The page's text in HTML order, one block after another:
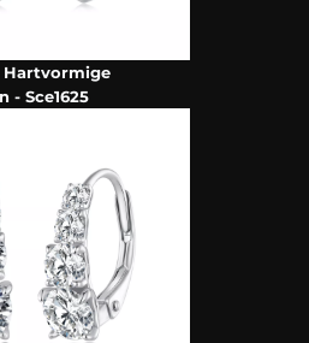
Hartvormige
- Sce1625